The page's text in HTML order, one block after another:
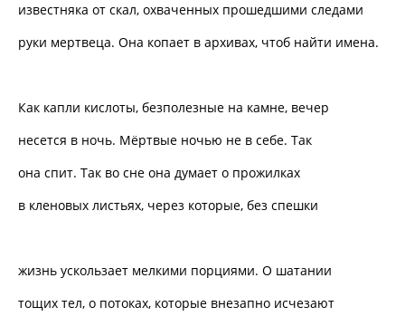
известняка от скал, охваченных прошедшими следами
руки мертвеца. Она копает в архивах, чтоб найти имена.
Как капли кислоты, безполезные на камне, вечер
несется в ночь. Мёртвые ночью не в себе. Так
она спит. Так во сне она думает о прожилках
в кленовых листьях, через которые, без спешки
жизнь ускользает мелкими порциями. О шатании
тощих тел, о потоках, которые внезапно исчезают